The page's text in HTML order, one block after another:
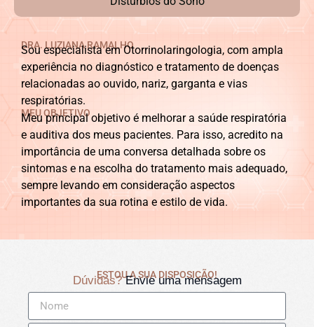
DRA. LUZIANA RAMALHO
Sou especialista em Otorrinolaringologia, com ampla
experiência no diagnóstico e tratamento de doenças
relacionadas ao ouvido, nariz, garganta e vias
respiratórias.
MEU OBJETIVO
Meu principal objetivo é melhorar a saúde respiratória
e auditiva dos meus pacientes. Para isso, acredito na
importância de uma conversa detalhada sobre os
sintomas e na escolha do tratamento mais adequado,
sempre levando em consideração aspectos
importantes da sua rotina e estilo de vida.
ESTOU A SUA DISPOSIÇÃO!
Dúvidas?Envie uma mensagem